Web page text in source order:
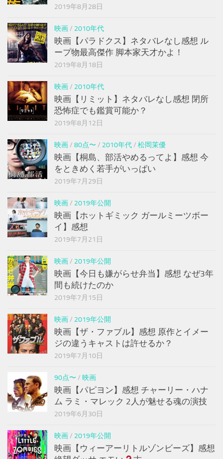
2019年8月28日
映画/ 2010年代
映画【パラドクス】ネタバレなし感想 ル
ープ物最高傑作 脚本家天才かよ！
2019年8月18日
映画/ 2010年代
映画【リミット】ネタバレなし感想 閉所
恐怖症でも鑑賞可能か？
2019年8月12日
映画/ 80点〜 / 2010年代/ 松岡茉優
映画【桐島、部活やめるってよ】感想 今
をときめく若手がいっぱい
2019年7月29日
映画/ 2019年公開
映画【ホットギミック ガールミーツボー
イ】感想
2019年7月21日
映画/ 2019年公開
映画【今日も嫌がらせ弁当】感想 なぜ3年
間も続けたのか
2019年7月15日
映画/ 2019年公開
映画【ザ・ファブル】感想 原作とイメー
ジの違うキャストは許せるか？
2019年7月10日
90点〜 / 映画
映画【パピヨン】感想 チャーリー・ハナ
ム ラミ・マレック 2人が魅せる魂の演技
2019年6月30日
映画/ 2019年公開
映画【ウィーアーリトルゾンビーズ】感想